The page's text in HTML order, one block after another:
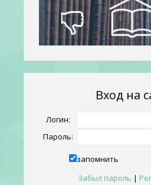
Вход на
Логин:
Пароль:
запомнить
Забыл пароль |